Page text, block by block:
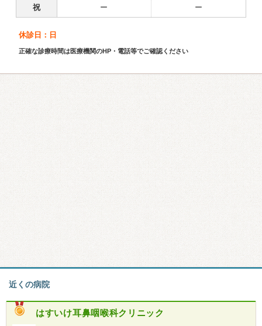
祝 ー ー
休診日：日
正確な診療時間は医療機関のHP・電話等でご確認ください
近くの病院
はすいけ耳鼻咽喉科クリニック